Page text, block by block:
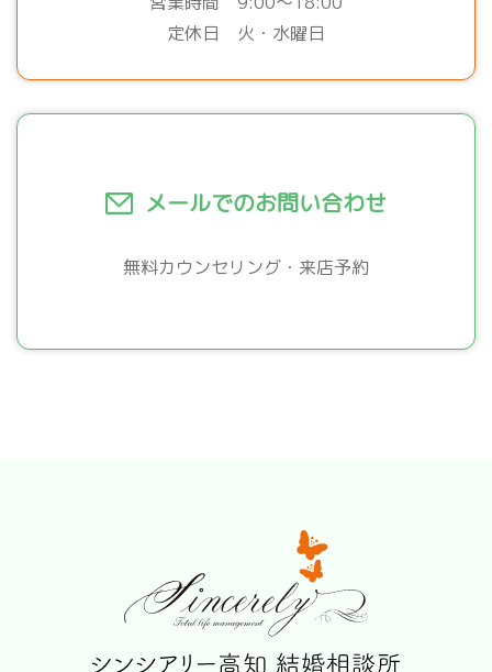
定休日 火・水曜日
メールでのお問い合わせ
無料カウンセリング・来店予約